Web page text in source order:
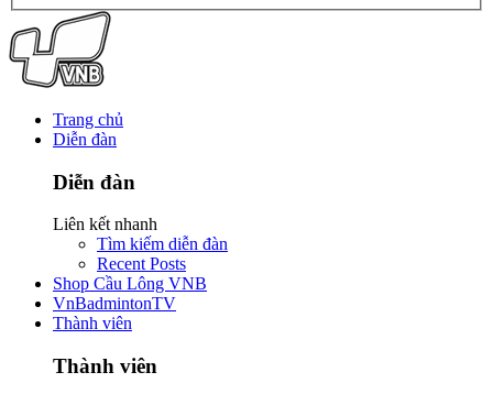
Trang chủ
Diễn đàn
Diễn đàn
Liên kết nhanh
Tìm kiếm diễn đàn
Recent Posts
Shop Cầu Lông VNB
VnBadmintonTV
Thành viên
Thành viên